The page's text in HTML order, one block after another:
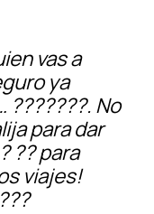
vas a
ya
???????. No
para dar
?? para
viajes!